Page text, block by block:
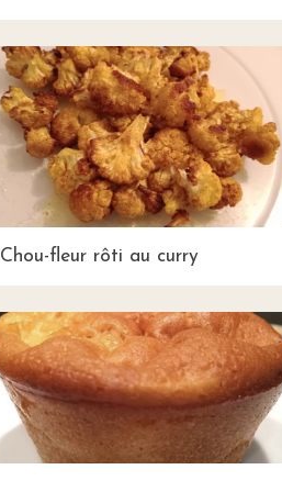
Chou-fleur rôti au curry